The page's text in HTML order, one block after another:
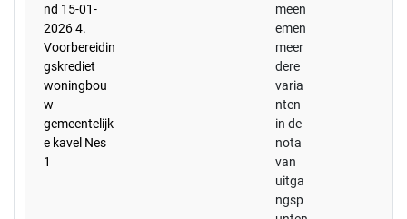
nd 15-01-
2026 4.
Voorbereidin
gskrediet
woningbou
w
gemeentelijk
e kavel Nes
1
meen
emen
meer
dere
varia
nten
in de
nota
van
uitga
ngsp